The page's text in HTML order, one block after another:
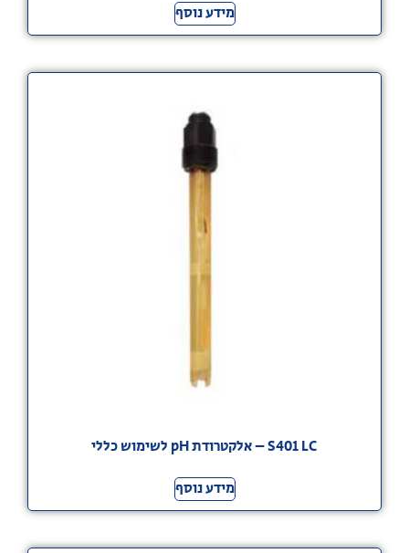
מידע נוסף
S401 LC – אלקטרודת pH לשימוש כללי
מידע נוסף